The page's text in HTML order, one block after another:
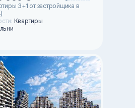
3+1 от застройщика в
Квартиры